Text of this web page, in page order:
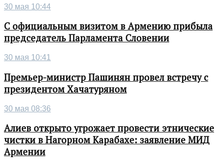
30 мая 10:44
С официальным визитом в Армению прибыла
председатель Парламента Словении
30 мая 10:41
Премьер-министр Пашинян провел встречу с
президентом Хачатуряном
30 мая 08:36
Алиев открыто угрожает провести этнические
чистки в Нагорном Карабахе: заявление МИД
Армении